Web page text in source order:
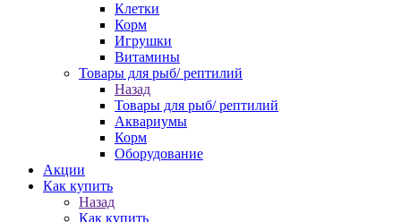
Клетки
Корм
Игрушки
Витамины
Товары для рыб/ рептилий
Назад
Товары для рыб/ рептилий
Аквариумы
Корм
Оборудование
Акции
Как купить
Назад
Как купить